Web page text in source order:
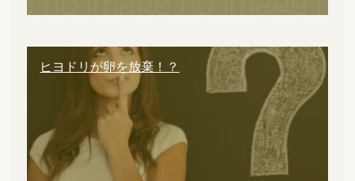
ヒヨドリが卵を放棄！？